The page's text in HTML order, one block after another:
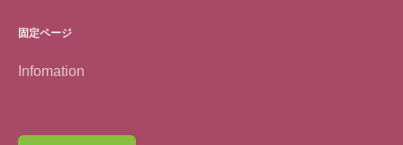
固定ページ
Infomation